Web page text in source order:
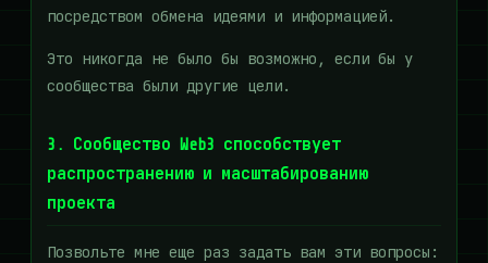
посредством обмена идеями и информацией.
Это никогда не было бы возможно, если бы у
сообщества были другие цели.
3. Сообщество Web3 способствует
распространению и масштабированию
проекта
Позвольте мне еще раз задать вам эти вопросы: